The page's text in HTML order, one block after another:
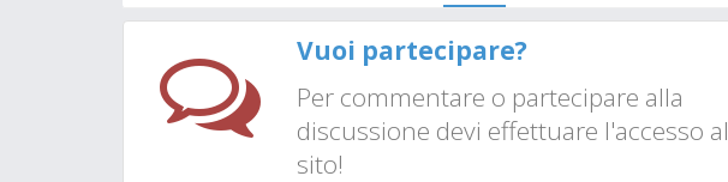
Vuoi partecipare?
Per commentare o partecipare alla
discussione devi effettuare l'accesso al
sito!